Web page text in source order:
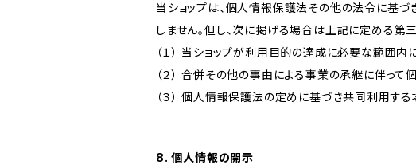
当ショップは、個人情報保護法その他の法令に基
しません。但し、次に掲げる場合は上記に定める第
（１） 当ショップが利用目的の達成に必要な範囲
（２） 合併その他の事由による事業の承継に伴っ
（３） 個人情報保護法の定めに基づき共同利用する
8. 個人情報の開示